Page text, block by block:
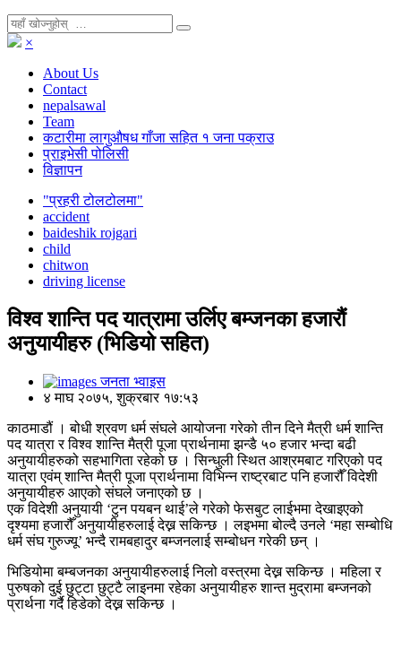
×
About Us
Contact
nepalsawal
Team
कटारीमा लागुऔषध गाँजा सहित १ जना पक्राउ
प्राइभेसी पोलिसी
विज्ञापन
"प्रहरी टोलटोलमा"
accident
baideshik rojgari
child
chitwon
driving license
विश्व शान्ति पद यात्रामा उर्लिए बम्जनका हजारौं
अनुयायीहरु (भिडियो सहित)
जनता भ्वाइस
४ माघ २०७५, शुक्रबार १७:५३
काठमाडौं । बोधी श्रवण धर्म संघले आयोजना गरेको तीन दिने मैत्री धर्म शान्ति
पद यात्रा र विश्व शान्ति मैत्री पूजा प्रार्थनामा झन्डै ५० हजार भन्दा बढी
अनुयायीहरुको सहभागिता रहेको छ । सिन्धुली स्थित आश्रमबाट गरिएको पद
यात्रा एवंम् शान्ति मैत्री पूजा प्रार्थनामा विभिन्न राष्ट्रबाट पनि हजारौँ विदेशी
अनुयायीहरु आएको संघले जनाएको छ ।
एक विदेशी अनुयायी ‘टुन पयबन थाई’ले गरेको फेसबुट लाईभमा देखाइएको
दृश्यमा हजारौँ अनुयायीहरुलाई देख्न सकिन्छ । लइभमा बोल्दै उनले ‘महा सम्बोधि
धर्म संघ गुरुज्यू’ भन्दै रामबहादुर बम्जनलाई सम्बोधन गरेकी छन् ।
भिडियोमा बम्बजनका अनुयायीहरुलाई निलो वस्त्रमा देख्न सकिन्छ । महिला र
पुरुषको दुई छुट्टा छुट्टै लाइनमा रहेका अनुयायीहरु शान्त मुद्रामा बम्जनको
प्रार्थना गर्दै हिडेको देख्न सकिन्छ ।